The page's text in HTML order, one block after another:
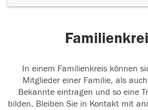
In einem Familienkreis können
Mitglieder einer Familie, als
Bekannte eintragen und so eine
bilden. Bleiben Sie in Kontakt mit